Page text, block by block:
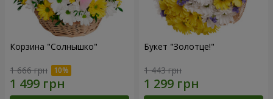
Корзина "Солнышко"
1 666 грн
Букет "Золотце!"
1 443 грн